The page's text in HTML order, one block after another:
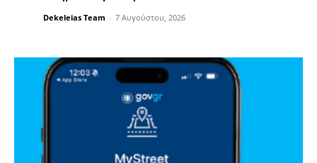
Dekeleias Team - 7 Αυγούστου, 2026